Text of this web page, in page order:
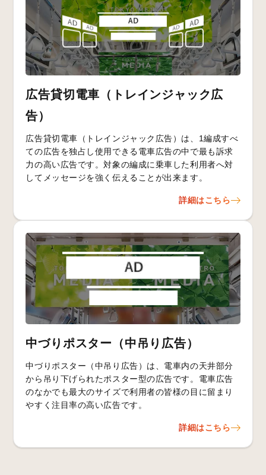
広告貸切電車（トレインジャック広
告）
広告貸切電車（トレインジャック広告）は、1編成すべ
ての広告を独占し使用できる電車広告の中で最も訴求
力の高い広告です。対象の編成に乗車した利用者へ対
してメッセージを強く伝えることが出来ます。
詳細はこちら
中づりポスター（中吊り広告）
中づりポスター（中吊り広告）は、電車内の天井部分
から吊り下げられたポスター型の広告です。電車広告
のなかでも最大のサイズで利用者の皆様の目に留まり
やすく注目率の高い広告です。
詳細はこちら